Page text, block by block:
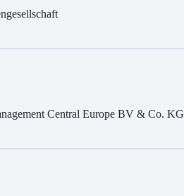
Central Europe BV & Co. KG